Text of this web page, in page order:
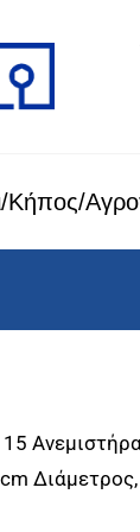
Κήπος/